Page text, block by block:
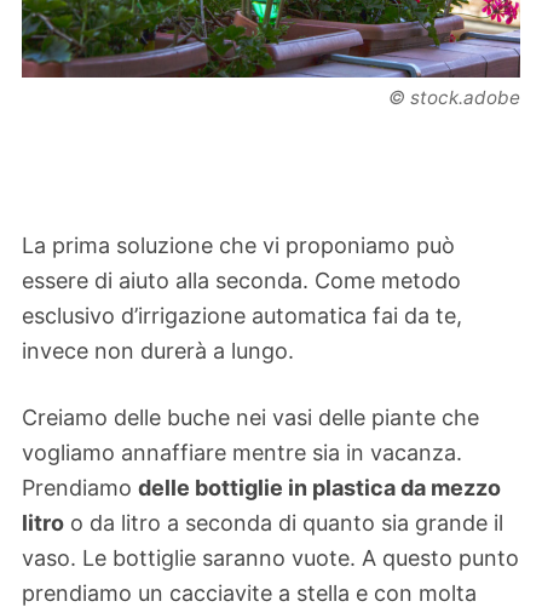
© stock.adobe
La prima soluzione che vi proponiamo può
essere di aiuto alla seconda. Come metodo
esclusivo d’irrigazione automatica fai da te,
invece non durerà a lungo.
Creiamo delle buche nei vasi delle piante che
vogliamo annaffiare mentre sia in vacanza.
Prendiamo delle bottiglie in plastica da mezzo
litro o da litro a seconda di quanto sia grande il
vaso. Le bottiglie saranno vuote. A questo punto
prendiamo un cacciavite a stella e con molta